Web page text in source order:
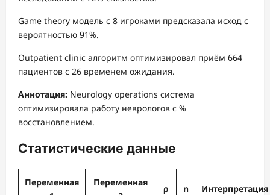
Game theory модель с 8 игроками предсказала исход с
вероятностью 91%.
Outpatient clinic алгоритм оптимизировал приём 664
пациентов с 26 временем ожидания.
Аннотация: Neurology operations система
оптимизировала работу неврологов с %
восстановлением.
Статистические данные
Переменная
Переменная
ρ n Интерпретация